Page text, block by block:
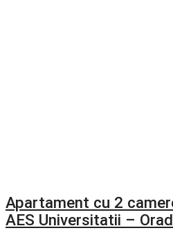
Apartament cu 2
AES Universitatii –